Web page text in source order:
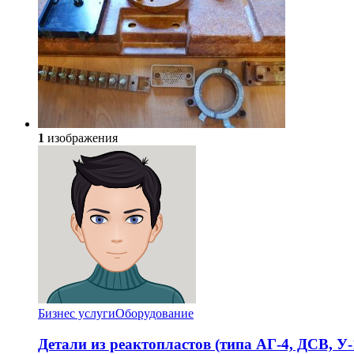
1 изображения
Бизнес услугиОборудование
Детали из реактопластов (типа АГ-4, ДСВ,